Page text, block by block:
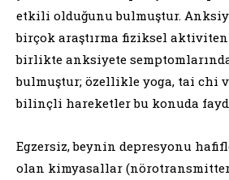
etkili olduğunu bulmuştur.
birçok araştırma fiziksel
birlikte anksiyete
bulmuştur; özellikle yoga, tai chi
bilinçli hareketler bu konuda
Egzersiz, beynin depresyonu
olan kimyasallar